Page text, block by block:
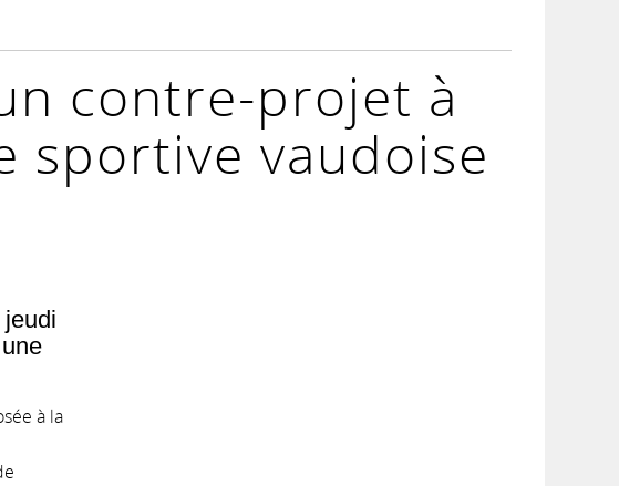
contre-projet à
sportive vaudoise
à la